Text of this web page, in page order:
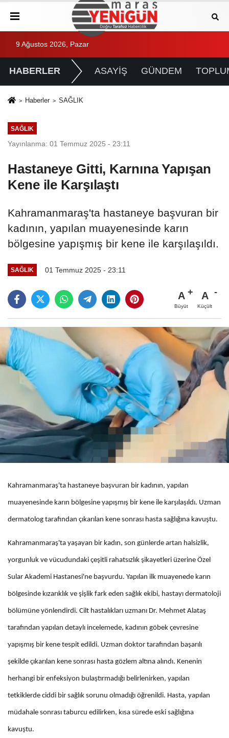
9 Ağustos 2026, Pazar
HABERLER ASAYİŞ GÜNDEM
Haberler SAĞLIK
SAĞLIK
Yayınlanma: 01 Temmuz 2025 - 23:11
Hastaneye Gitti, Karnına Yapışan
Kene ile Karşılaştı
Kahramanmaraş'ta hastaneye başvuran bir
kadının, yapılan muayenesinde karın
bölgesine yapışmış bir kene ile karşılaşıldı.
SAĞLIK 01 Temmuz 2025 - 23:11
A
Büyüt
A
Küçült
Kahramanmaraş'ta hastaneye başvuran bir kadının, yapılan
muayenesinde karın bölgesine yapışmış bir kene ile karşılaşıldı. Uzman
dermatolog tarafından çıkarılan kene sonrası hasta sağlığına kavuştu.
Kahramanmaraş'ta yaşayan bir kadın, son günlerde artan halsizlik,
yorgunluk ve vücudundaki çeşitli rahatsızlık şikayetleri üzerine Özel
Sular Akademi Hastanesi'ne başvurdu. Yapılan ilk muayenede karın
bölgesinde kızarıklık ve şişlik fark eden sağlık ekibi, hastayı dermatoloji
bölümüne yönlendirdi. Cilt hastalıkları uzmanı Dr. Mehmet Alataş
tarafından yapılan detaylı incelemede, kadının göbek çevresine
yapışmış bir kene tespit edildi. Uzman doktor tarafından başarılı
şekilde çıkarılan kene sonrası hasta gözlem altına alındı. Kenenin
herhangi bir enfeksiyon bulaştırmadığı belirlenirken, yapılan
tetkiklerde ciddi bir sağlık sorunu olmadığı öğrenildi. Hasta, yapılan
müdahale sonrası taburcu edilirken, kısa sürede eski sağlığına
kavuştu.